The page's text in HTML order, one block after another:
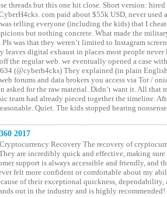
threads but this one hit close. Short version:
com paid about $55k USD, never
telling everyone (including the kids) that I
but nothing concrete. What made the
was that they weren’t limited to Instagram
digital exhaust in places most people never
the regular web. we eventually opened a case
(@cyberh4cks) They explained (in plain
forums and data brokers you access via Tor /
asked for the raw material. Didn’t want it. All that
team had already pieced together the timeline.
Quiet. The kids stopped hearing
2017
Recovery The recovery of
are incredibly quick and effective, making sure
support is always accessible and friendly, and
felt more confident or comfortable about my
of their exceptional quickness, dependability,
out in the industry and is highly recommended!